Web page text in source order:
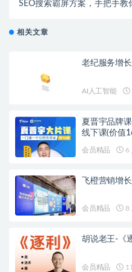
SEO搜索霸屏方案，手把手教
相关文章
老纪服务增
AI人工智能
夏晋宇品牌
线下课(价值
会员精品 6
飞橙营销增
会员精品 8
胡说老王-《
会员精品